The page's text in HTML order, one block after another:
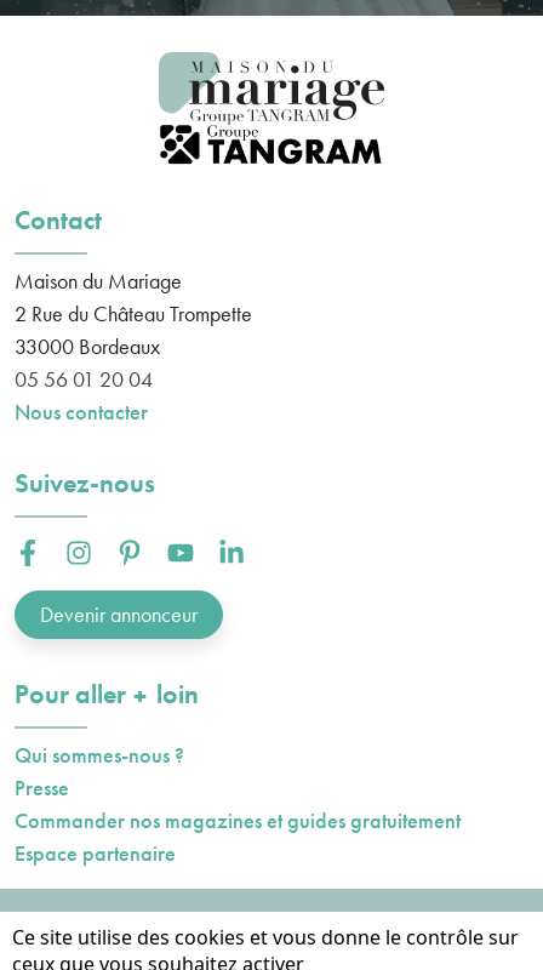
Contact
Maison du Mariage
2 Rue du Château Trompette
33000 Bordeaux
05 56 01 20 04
Nous contacter
Suivez-nous
Facebook :Instagram :Pinterest :Youtube :Linkedin :
Devenir annonceur
Pour aller plusloin
Qui sommes-nous ?
Presse
Commander nos magazines et guides gratuitement
Espace partenaire
Mentions légales
Données personnelles
Ce site utilise des cookies et vous donne le contrôle sur
ceux que vous souhaitez activer